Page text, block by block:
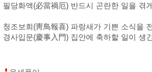
필당화액(必當禍厄) 반드시 곤란한 일을 겪
청조보희(靑鳥報喜) 파랑새가 기쁜 소식을
경사입문(慶事入門) 집안에 축하할 일이 생